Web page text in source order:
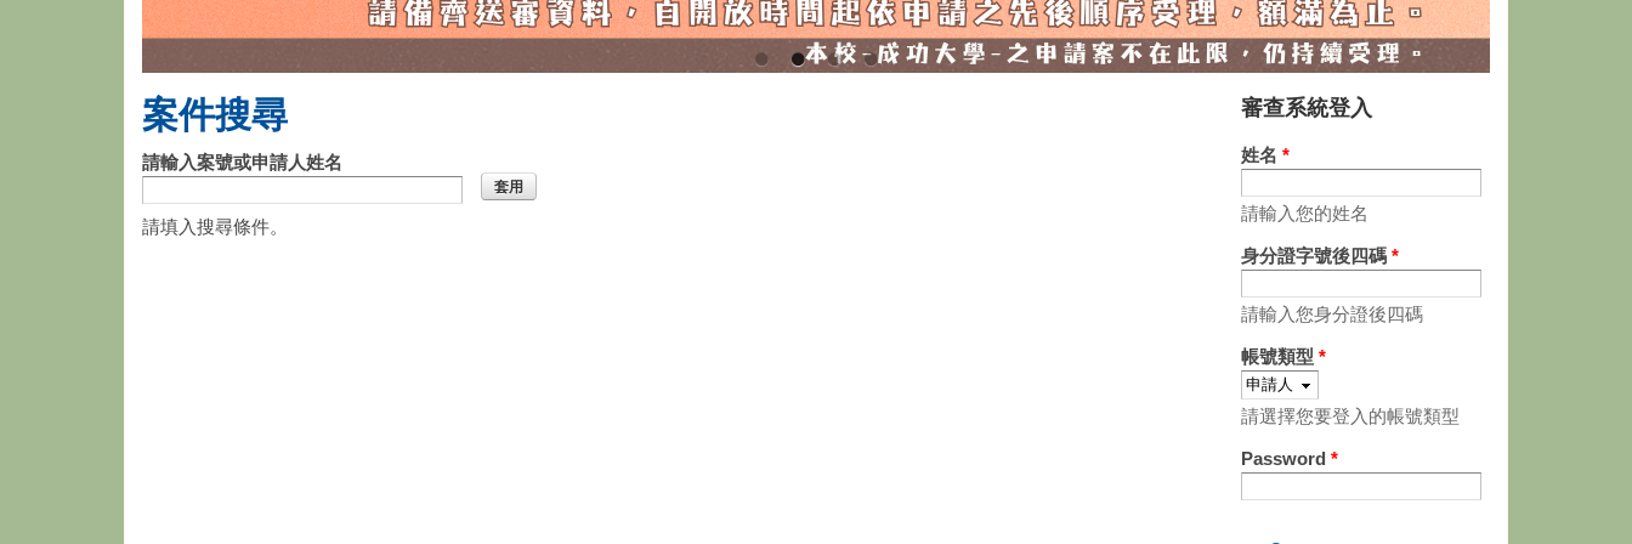
案件搜尋
請輸入案號或申請人姓名
請填入搜尋條件。
審查系統登入
姓名 *
請輸入您的姓名
身分證字號後四碼 *
請輸入您身分證後四碼
帳號類型 *
請選擇您要登入的帳號類型
Password *